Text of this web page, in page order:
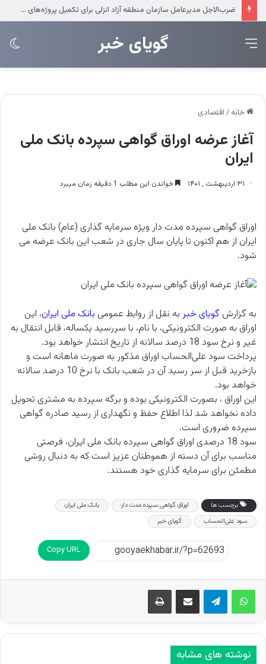
ضرب‌الاجل مدیرعامل سازمان منطقه آزاد انزلی برای تکمیل پروژه‌های عمرانی
‌‌‌گویای خبر منو
خانه / اقتصادی
آغاز عرضه اوراق گواهی سپرده بانک ملی
ایران
۳۱ اردیبهشت , ۱۴۰۱ خواندن این مطلب 1 دقیقه زمان میبرد
اوراق گواهی سپرده مدت دار ویژه سرمایه گذاری (عام) بانک ملی
ایران از هم اکنون تا پایان سال جاری در شعب این بانک عرضه می
شود.
به گزارش گویای خبر به نقل از روابط عمومی بانک ملی ایران، این
اوراق به صورت الکترونیکی، با نام، با سررسید یکساله، قابل انتقال به
غیر و نرخ سود 18 درصد سالانه از تاریخ انتشار خواهد بود.
پرداخت سود علی‌الحساب اوراق مذکور به صورت ماهانه است و
بازخرید قبل از سر رسید آن در شعب بانک با نرخ 10 درصد سالانه
خواهد بود.
این اوراق ، بصورت الکترونیکی بوده و برگه سپرده به مشتری تحویل
داده نخواهد شد لذا اطلاع حفظ و نگهداری از رسید صادره گواهی
سپرده ضروری است.
سود 18 درصدی اوراق گواهی سپرده بانک ملی ایران، فرصتی
مناسب برای آن دسته از هموطنان عزیز است که به دنبال روشی
مطمئن برای سرمایه گذاری خود هستند.
برچسب ها اوراق گواهی سپرده مدت دار
بانک ملی ایران
سود علی‌الحساب
گویای خبر
Copy URL
اشتراک گذاری از طریق ایمیل چاپ
نوشته های مشابه